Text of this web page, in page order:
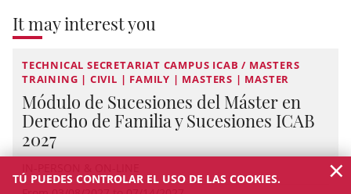
It may interest you
TECHNICAL SECRETARIAT CAMPUS ICAB / MASTERS
TRAINING | CIVIL | FAMILY | MASTERS | MASTER
Módulo de Sucesiones del Máster en
Derecho de Familia y Sucesiones ICAB
2027
TÚ PUEDES CONTROLAR EL USO DE LAS COOKIES.
×